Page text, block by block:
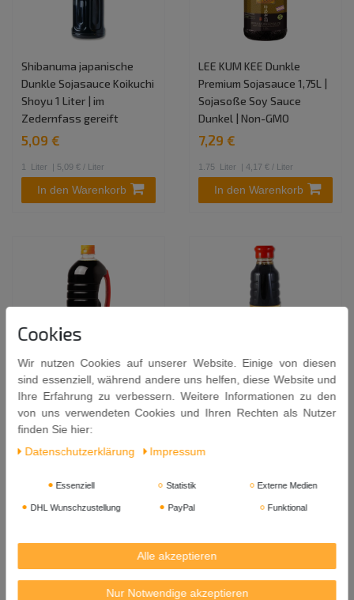
Shibanuma japanische
Dunkle Sojasauce Koikuchi
Shoyu 1 Liter | im
Zedernfass gereift
5,09 €
1 Liter | 5,09 € / Liter
In den Warenkorb
LEE KUM KEE Dunkle
Premium Sojasauce 1,75L |
Sojasoße Soy Sauce
Dunkel | Non-GMO
7,29 €
1.75 Liter | 4,17 € / Liter
In den Warenkorb
LEE KUM KEE Helle
Premium Sojasauce 1,75L |
Sojasoße Soy Sauce
Liter | 4,51 € / Liter
In den Warenkorb
MHD 24.06.2026 - SEMPIO
Sojasauce 500ml Jin Gold
genetischer
In den Warenkorb
Cookies
Wir nutzen Cookies auf unserer Website. Einige von diesen
sind essenziell, während andere uns helfen, diese Website und
Ihre Erfahrung zu verbessern. Weitere Informationen zu den
von uns verwendeten Cookies und Ihren Rechten als Nutzer
finden Sie hier:
Daten­schutz­erklärung
Impressum
Essenziell Statistik Externe Medien
DHL Wunschzustellung PayPal Funktional
Alle akzeptieren
Nur Notwendige akzeptieren